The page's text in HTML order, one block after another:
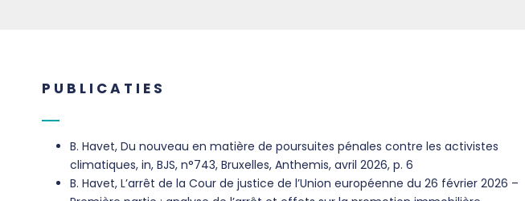
PUBLICATIES
B. Havet, Du nouveau en matière de poursuites pénales contre les activistes
climatiques, in, BJS, n°743, Bruxelles, Anthemis, avril 2026, p. 6
B. Havet, L’arrêt de la Cour de justice de l’Union européenne du 26 février 2026 –